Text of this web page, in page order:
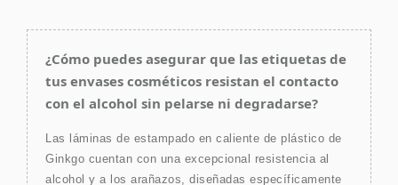
¿Cómo puedes asegurar que las etiquetas de
tus envases cosméticos resistan el contacto
con el alcohol sin pelarse ni degradarse?
Las láminas de estampado en caliente de plástico de
Ginkgo cuentan con una excepcional resistencia al
alcohol y a los arañazos, diseñadas específicamente